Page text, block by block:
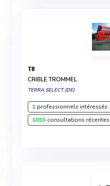
T8
CRIBLE TROMMEL
TERRA SELECT (DE)
1professionnels intéressés
1033 consultations récentes